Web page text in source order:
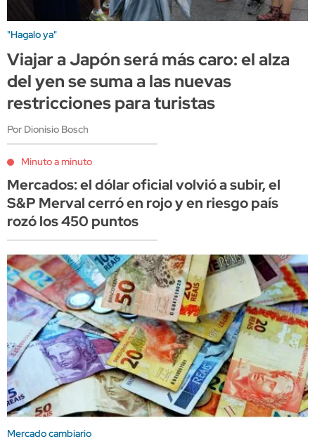
"Hagalo ya"
Viajar a Japón será más caro: el alza
del yen se suma a las nuevas
restricciones para turistas
Por Dionisio Bosch
Minuto a minuto
Mercados: el dólar oficial volvió a subir, el
S&P Merval cerró en rojo y en riesgo país
rozó los 450 puntos
Mercado cambiario